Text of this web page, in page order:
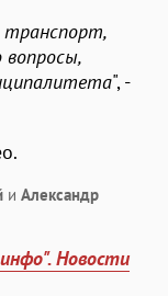
транспорт,
вопросы,
", -
и Александр
Новости